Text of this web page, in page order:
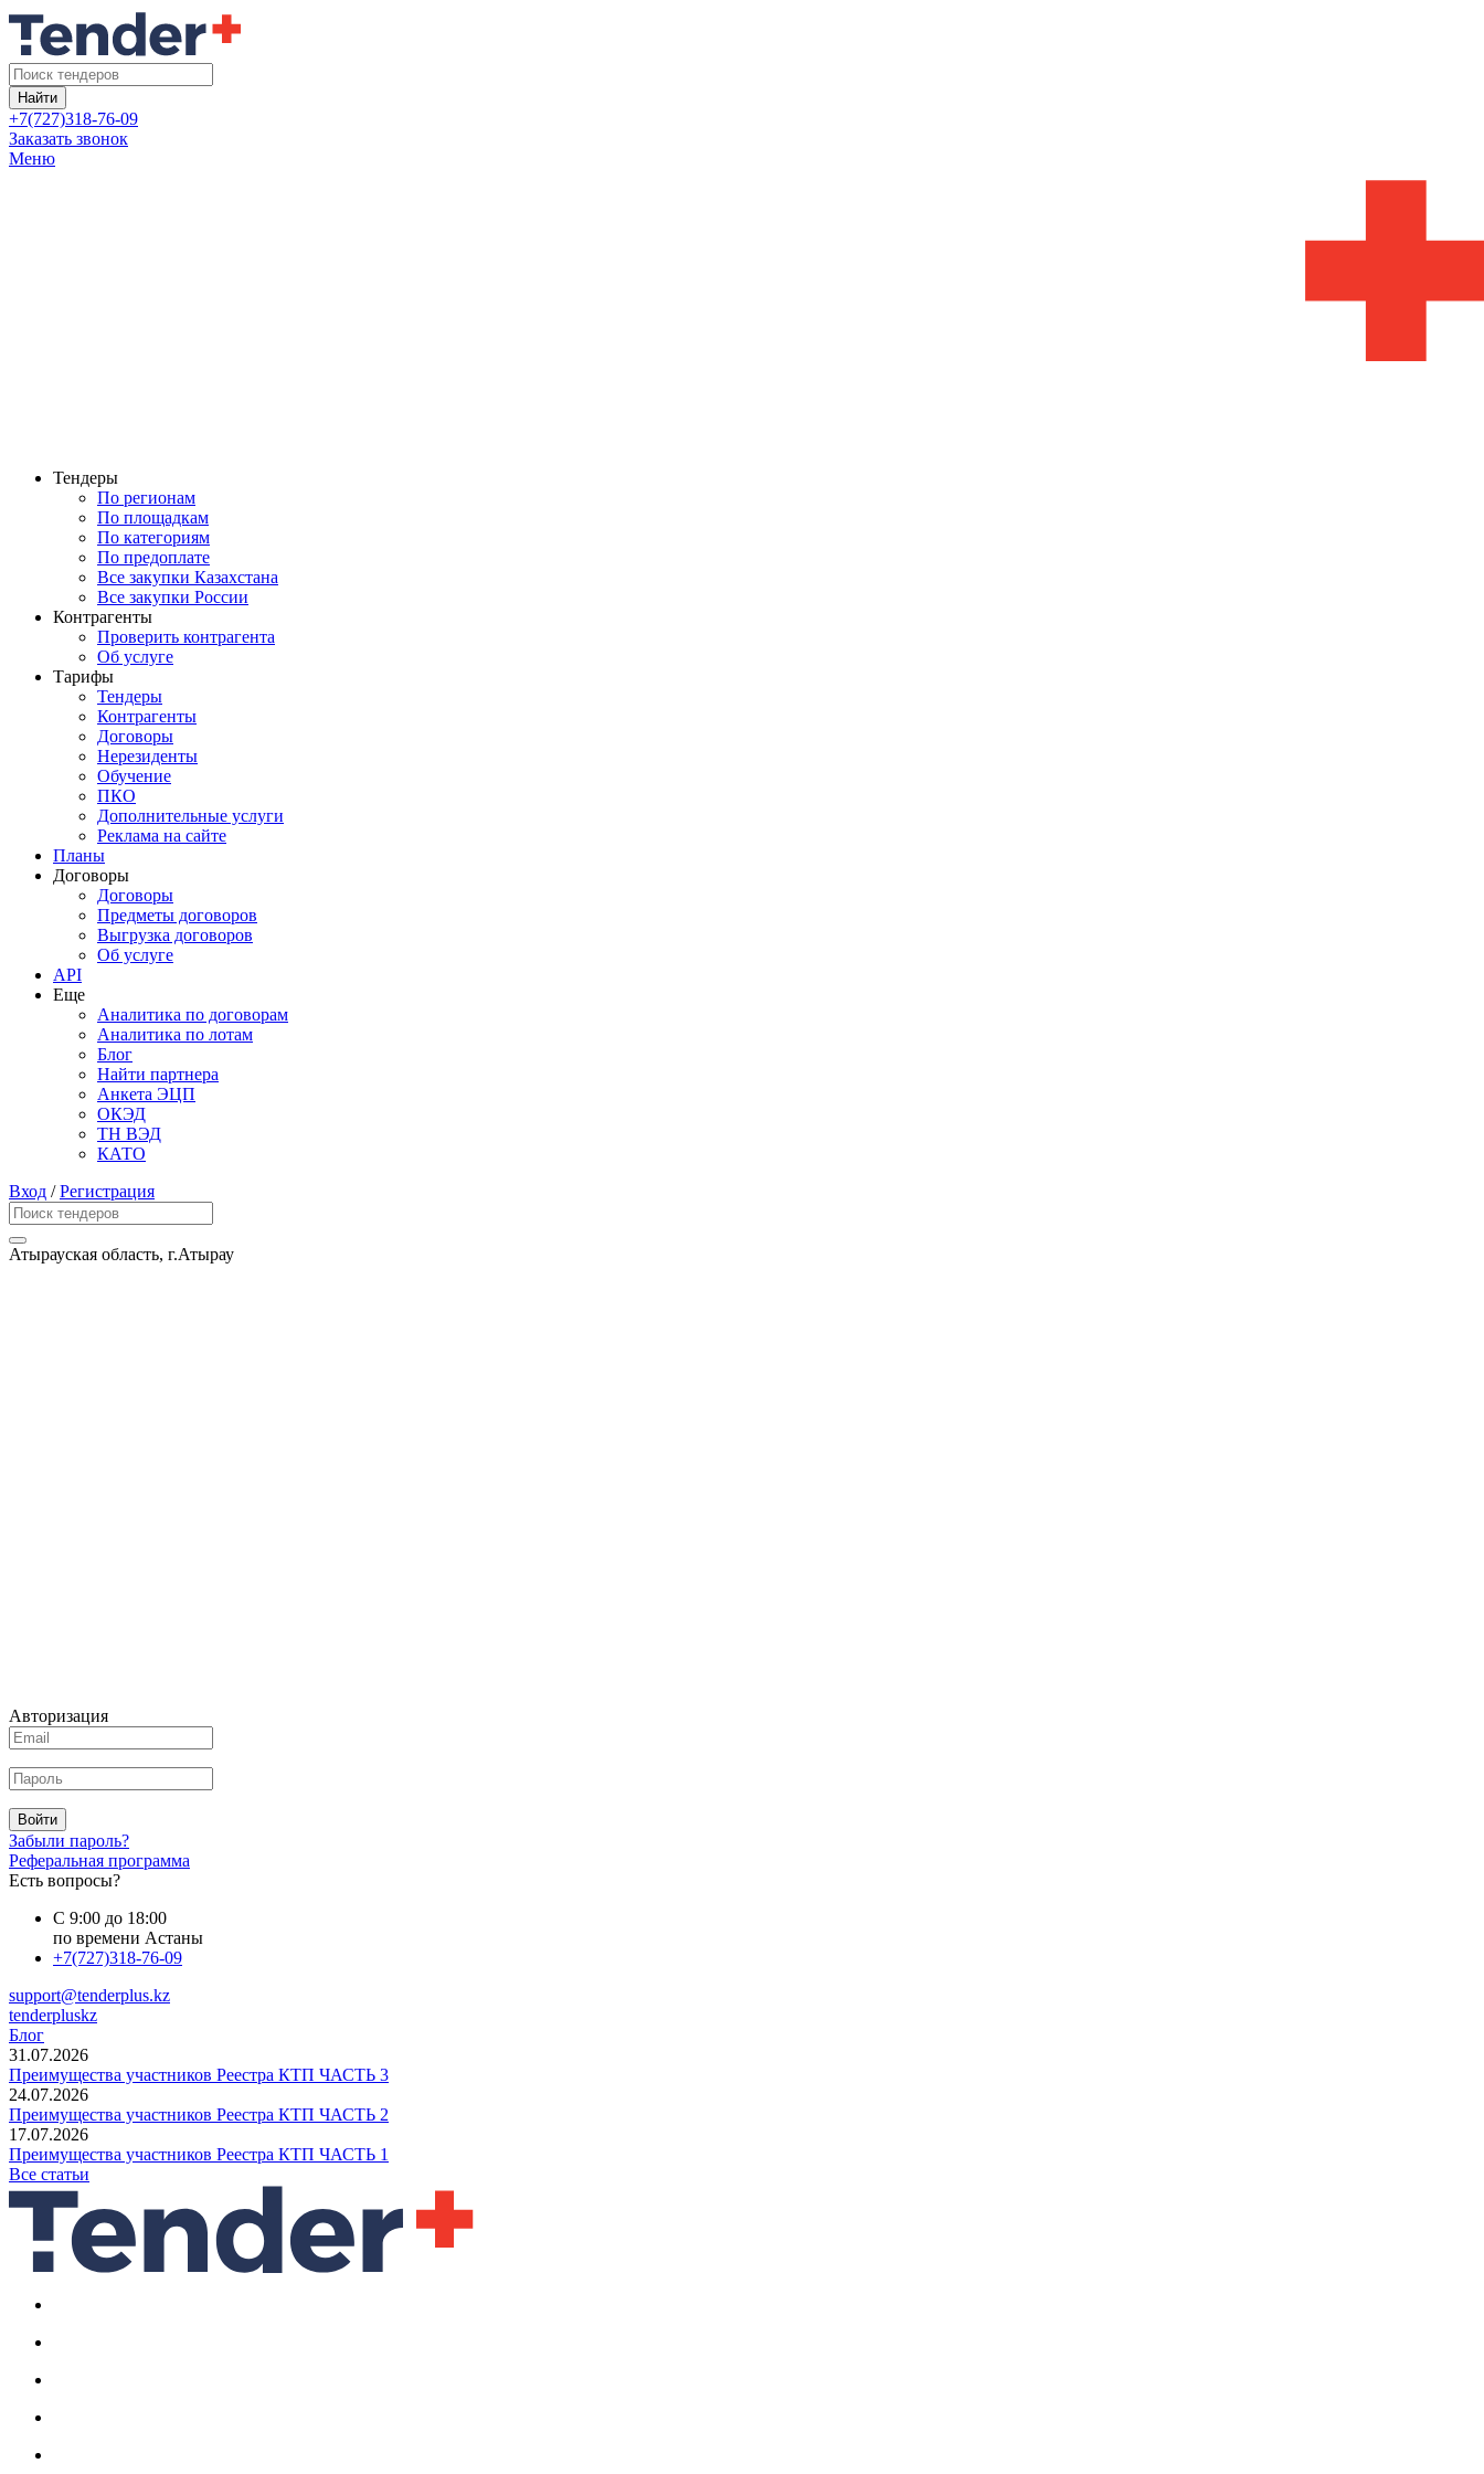
Найти
+7(727)318-76-09
Заказать звонок
Меню
Тендеры
По регионам
По площадкам
По категориям
По предоплате
Все закупки Казахстана
Все закупки России
Контрагенты
Проверить контрагента
Об услуге
Тарифы
Тендеры
Контрагенты
Договоры
Нерезиденты
Обучение
ПКО
Дополнительные услуги
Реклама на сайте
Планы
Договоры
Договоры
Предметы договоров
Выгрузка договоров
Об услуге
API
Еще
Аналитика по договорам
Аналитика по лотам
Блог
Найти партнера
Анкета ЭЦП
ОКЭД
ТН ВЭД
КАТО
Вход /Регистрация
Атырауская область, г.Атырау
Авторизация
Войти
Забыли пароль?
Реферальная программа
Есть вопросы?
С 9:00 до 18:00
по времени Астаны
+7(727)318-76-09
support@tenderplus.kz
tenderpluskz
Блог
31.07.2026
Преимущества участников Реестра КТП ЧАСТЬ 3
24.07.2026
Преимущества участников Реестра КТП ЧАСТЬ 2
17.07.2026
Преимущества участников Реестра КТП ЧАСТЬ 1
Все статьи